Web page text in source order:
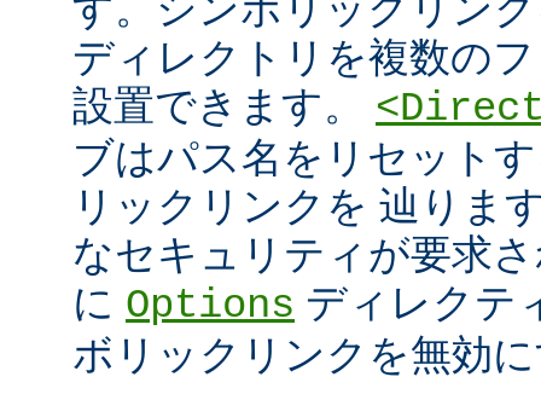
ディレクトリを複数の
設置できます。
ブはパス名をリセット
リックリンクを 辿りま
なセキュリティが要求
に Options ディレクテ
ボリックリンクを無効